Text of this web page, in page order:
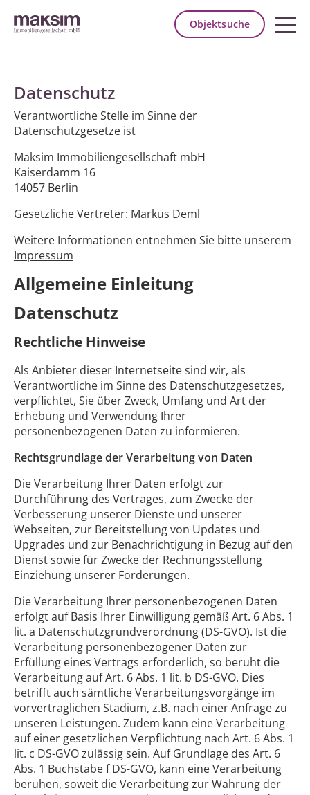
Objektsuche
Datenschutz
Verantwortliche Stelle im Sinne der
Datenschutzgesetze ist
Maksim Immobiliengesellschaft mbH
Kaiserdamm 16
14057 Berlin
Gesetzliche Vertreter: Markus Deml
Weitere Informationen entnehmen Sie bitte unserem
Impressum
Allgemeine Einleitung
Datenschutz
Rechtliche Hinweise
Als Anbieter dieser Internetseite sind wir, als
Verantwortliche im Sinne des Datenschutzgesetzes,
verpflichtet, Sie über Zweck, Umfang und Art der
Erhebung und Verwendung Ihrer
personenbezogenen Daten zu informieren.
Rechtsgrundlage der Verarbeitung von Daten
Die Verarbeitung Ihrer Daten erfolgt zur
Durchführung des Vertrages, zum Zwecke der
Verbesserung unserer Dienste und unserer
Webseiten, zur Bereitstellung von Updates und
Upgrades und zur Benachrichtigung in Bezug auf den
Dienst sowie für Zwecke der Rechnungsstellung
Einziehung unserer Forderungen.
Die Verarbeitung Ihrer personenbezogenen Daten
erfolgt auf Basis Ihrer Einwilligung gemäß Art. 6 Abs. 1
lit. a Datenschutzgrundverordnung (DS-GVO). Ist die
Verarbeitung personenbezogener Daten zur
Erfüllung eines Vertrags erforderlich, so beruht die
Verarbeitung auf Art. 6 Abs. 1 lit. b DS-GVO. Dies
betrifft auch sämtliche Verarbeitungsvorgänge im
vorvertraglichen Stadium, z.B. nach einer Anfrage zu
unseren Leistungen. Zudem kann eine Verarbeitung
auf einer gesetzlichen Verpflichtung nach Art. 6 Abs. 1
lit. c DS-GVO zulässig sein. Auf Grundlage des Art. 6
Abs. 1 Buchstabe f DS-GVO, kann eine Verarbeitung
beruhen, soweit die Verarbeitung zur Wahrung der